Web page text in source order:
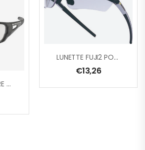
LUNETTES RIMFIRE INCOLORE
LUNETTE FUJI2 POLYCARB. INC.
€13,26